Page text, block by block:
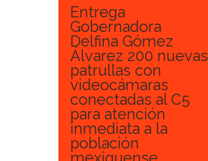
Estaciones
Eventos
Promociones
Noticias
Para ti
Contacto
Entrega
Gobernadora
Delfina Gómez
Álvarez 200 nuevas
patrullas con
videocámaras
conectadas al C5
para atención
inmediata a la
población